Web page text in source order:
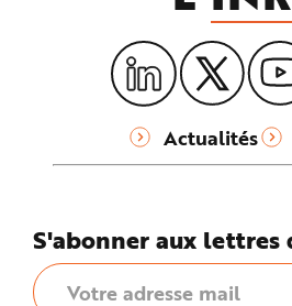
Actualités
S'abonner aux